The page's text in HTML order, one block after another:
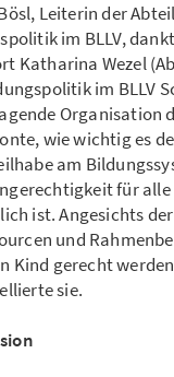
Leiterin der
im BLLV,
Katharina Wezel
im BLLV
Organisation
wie wichtig es
am
für
ist. Angesichts
und
gerecht werden
sie.